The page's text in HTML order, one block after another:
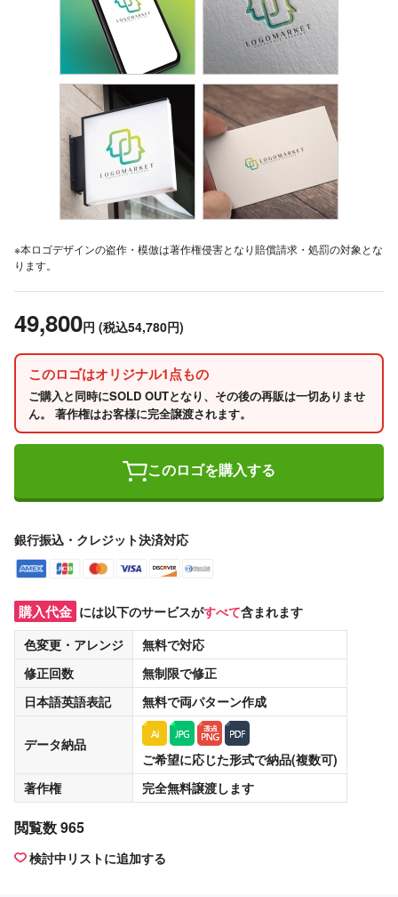
※本ロゴデザインの盗作・模倣は著作権侵害となり賠償請求・処罰の対象とな
ります。
49,800円 (税込54,780円)
このロゴはオリジナル1点もの
ご購入と同時にSOLD OUTとなり、その後の再販は一切ありませ
ん。 著作権はお客様に完全譲渡されます。
このロゴを購入する
銀行振込・クレジット決済対応
購入代金 には以下のサービスがすべて含まれます
色変更・アレンジ
無料で対応
修正回数
無制限で修正
日本語英語表記
無料で両パターン作成
データ納品
ご希望に応じた形式で納品(複数可)
著作権
完全無料譲渡します
閲覧数 965
検討中リストに追加する